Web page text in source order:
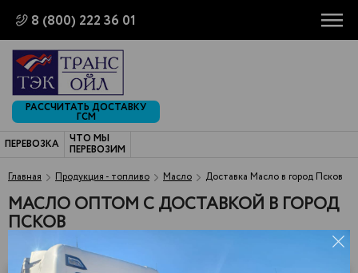
8 (800) 222 36 01
РАССЧИТАТЬ ДОСТАВКУ
ГСМ
ПЕРЕВОЗКА
ЧТО МЫ
ПЕРЕВОЗИМ
Главная
Продукция - топливо Масло Доставка Масло в город Псков
МАСЛО ОПТОМ С ДОСТАВКОЙ В ГОРОД
ПСКОВ